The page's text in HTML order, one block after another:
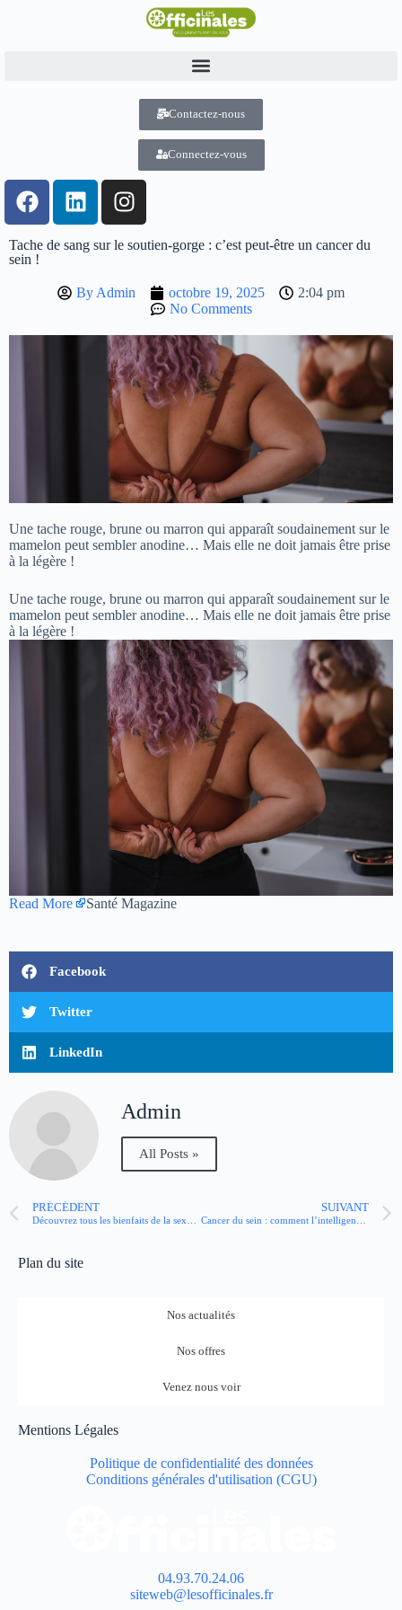
Contactez-nous
Connectez-vous
Tache de sang sur le soutien-gorge : c’est peut-être un cancer du
sein !
By Admin octobre 19, 2025
2:04 pm
No Comments
Une tache rouge, brune ou marron qui apparaît soudainement sur le
mamelon peut sembler anodine… Mais elle ne doit jamais être prise
à la légère !
Une tache rouge, brune ou marron qui apparaît soudainement sur le
mamelon peut sembler anodine… Mais elle ne doit jamais être prise
à la légère !
Read More Santé Magazine
Facebook
Twitter
LinkedIn
Admin
All Posts »
PRÉCÉDENT
Découvrez tous les bienfaits de la sexualité pour notre santé !
SUIVANT
Cancer du sein : comment l’intelligence artificielle révolutionne la prise en charge ?
Plan du site
Nos actualités
Nos offres
Venez nous voir
Mentions Légales
Politique de confidentialité des données
Conditions générales d'utilisation (CGU)
04.93.70.24.06
siteweb@lesofficinales.fr